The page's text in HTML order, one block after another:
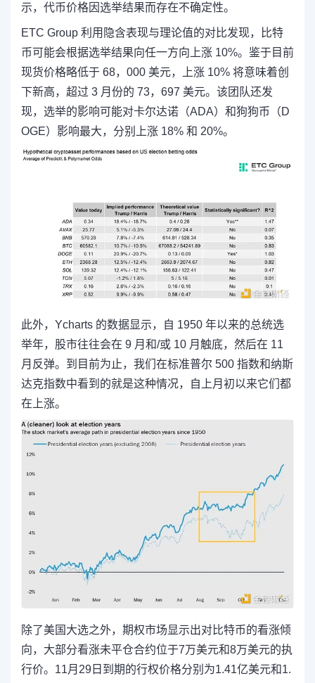
示，代币价格因选举结果而存在不确定性。
ETC Group 利用隐含表现与理论值的对比发现，比特
币可能会根据选举结果向任一方向上涨 10%。鉴于目前
现货价格略低于 68，000 美元，上涨 10% 将意味着创
下新高，超过 3 月份的 73，697 美元。该团队还发
现， 选举的影响可能对卡尔达诺（ADA）和狗狗币（D
OGE）影响最大，分别上涨 18% 和 20%。
此外， Ycharts 的数据显示，自 1950 年以来的总统选
举年，股市往往会在 9 月和/或 10 月触底，然后在 11
月反弹。到目前为止，我们在标准普尔 500 指数和纳斯
达克指数中看到的就是这种情况，自上月初以来它们都
在上涨。
除了美国大选之外，期权市场显示出对比特币的看涨倾
向，大部分看涨未平仓合约位于7万美元和8万美元的执
行价。11月29日到期的行权价格分别为1.41亿美元和1.